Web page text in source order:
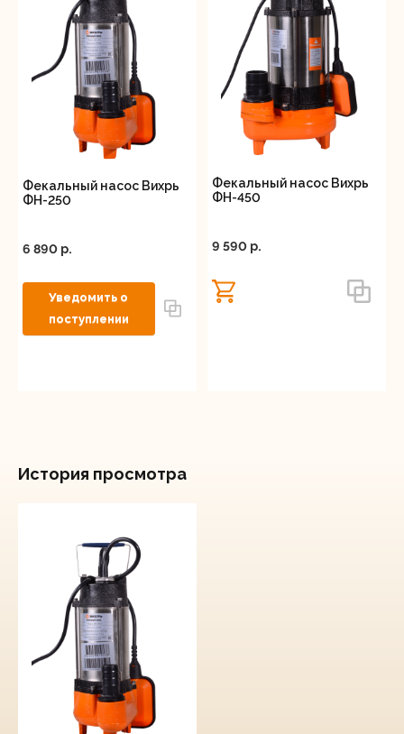
Фекальный насос Вихрь
ФН-250
6 890 p.
Фекальный насос Вихрь
ФН-450
9 590 p.
История просмотра